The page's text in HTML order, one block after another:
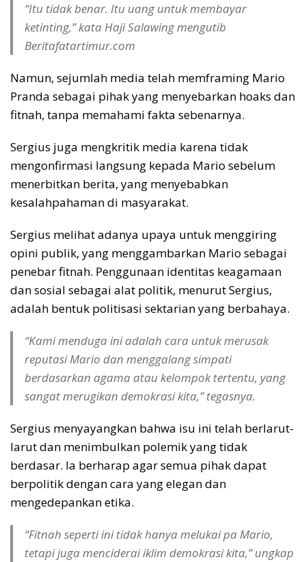
“Itu tidak benar. Itu uang untuk membayar
ketinting,” kata Haji Salawing mengutib
Beritafatartimur.com
Namun, sejumlah media telah memframing Mario
Pranda sebagai pihak yang menyebarkan hoaks dan
fitnah, tanpa memahami fakta sebenarnya.
Sergius juga mengkritik media karena tidak
mengonfirmasi langsung kepada Mario sebelum
menerbitkan berita, yang menyebabkan
kesalahpahaman di masyarakat.
Sergius melihat adanya upaya untuk menggiring
opini publik, yang menggambarkan Mario sebagai
penebar fitnah. Penggunaan identitas keagamaan
dan sosial sebagai alat politik, menurut Sergius,
adalah bentuk politisasi sektarian yang berbahaya.
“Kami menduga ini adalah cara untuk merusak
reputasi Mario dan menggalang simpati
berdasarkan agama atau kelompok tertentu, yang
sangat merugikan demokrasi kita,” tegasnya.
Sergius menyayangkan bahwa isu ini telah berlarut-
larut dan menimbulkan polemik yang tidak
berdasar. Ia berharap agar semua pihak dapat
berpolitik dengan cara yang elegan dan
mengedepankan etika.
“Fitnah seperti ini tidak hanya melukai pa Mario,
tetapi juga menciderai iklim demokrasi kita,” ungkap